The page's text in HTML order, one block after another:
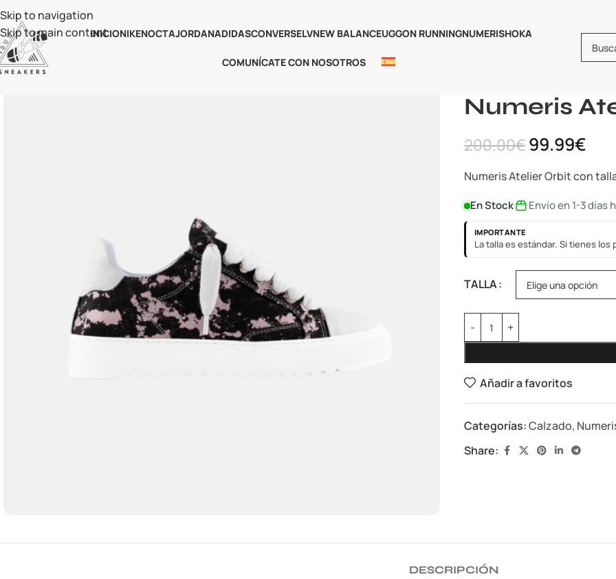
Skip to navigation
Skip to main content
INICIONIKENOCTAJORDANADIDASCONVERSELVNEW BALANCEUGGON RUNNINGNUMERISHOKA
COMUNÍCATE CON NOSOTROS
Numeris
200.00€99.99€
Numeris Atelier Orbit con
En Stock Envío en 1-3 días
IMPORTANTE
La talla es estándar. Si tienes
TALLA
Añadir a favoritos
Categorías:Calzado,
Share:
DESCRIPCIÓN